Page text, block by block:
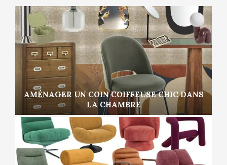
AMÉNAGER UN COIN COIFFEUSE CHIC DANS
LA CHAMBRE